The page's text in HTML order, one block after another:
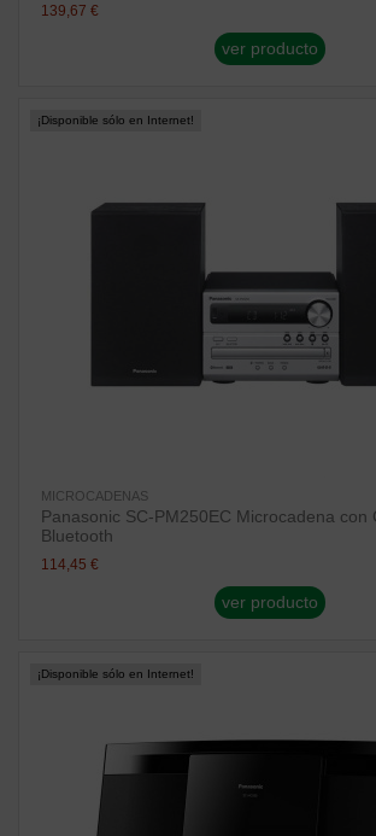
139,67 €
ver producto
¡Disponible sólo en Internet!
MICROCADENAS
Panasonic SC-PM250EC Microcadena con
Bluetooth
114,45 €
ver producto
¡Disponible sólo en Internet!